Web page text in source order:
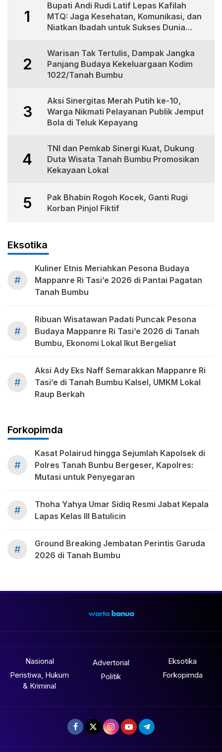
1
Bupati Andi Rudi Latif Lepas Kafilah
MTQ: Jaga Kesehatan, Komunikasi, dan
Niatkan Ibadah untuk Sukses Dunia
2
Warisan Tak Tertulis, Dampak Jangka
Panjang Budaya Kekeluargaan Kodim
1022/Tanah Bumbu
3
Aksi Sinergitas Merah Putih ke-10,
Warga Nikmati Pelayanan Publik Jemput
Bola di Teluk Kepayang
4
TNI dan Pemkab Sinergi Kuat, Dukung
Duta Wisata Tanah Bumbu Promosikan
Kekayaan Lokal
5
Pak Bhabin Rogoh Kocek, Ganti Rugi
Korban Pinjol Fiktif
Eksotika
#
Kuliner Etnis Meriahkan Pesona Budaya
Mappanre Ri Tasi’e 2026 di Pantai Pagatan
Tanah Bumbu
#
Ribuan Wisatawan Padati Puncak Pesona
Budaya Mappanre Ri Tasi’e 2026 di Tanah
Bumbu, Ekonomi Lokal Ikut Bergeliat
#
Aksi Ady Eks Naff Semarakkan Mappanre Ri
Tasi’e di Tanah Bumbu Kalsel, UMKM Lokal
Raup Berkah
Forkopimda
#
Kasat Polairud hingga Sejumlah Kapolsek di
Polres Tanah Bunbu Bergeser, Kapolres:
Mutasi untuk Penyegaran
#
Thoha Yahya Umar Sidiq Resmi Jabat Kepala
Lapas Kelas III Batulicin
#
Ground Breaking Jembatan Perintis Garuda
2026 di Tanah Bumbu
Nasional
Peristiwa, Hukum
& Kriminal
Advertorial
Politik
Eksotika
Forkopimda